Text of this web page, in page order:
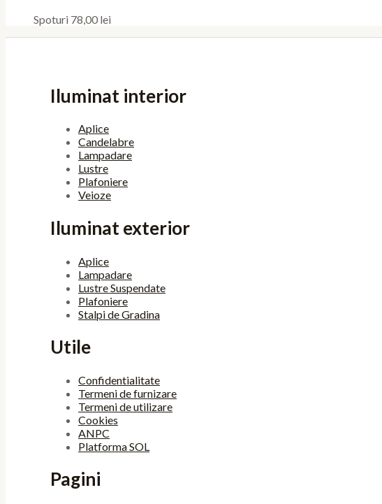
Spoturi 78,00 lei
Iluminat interior
Aplice
Candelabre
Lampadare
Lustre
Plafoniere
Veioze
Iluminat exterior
Aplice
Lampadare
Lustre Suspendate
Plafoniere
Stalpi de Gradina
Utile
Confidentialitate
Termeni de furnizare
Termeni de utilizare
Cookies
ANPC
Platforma SOL
Pagini